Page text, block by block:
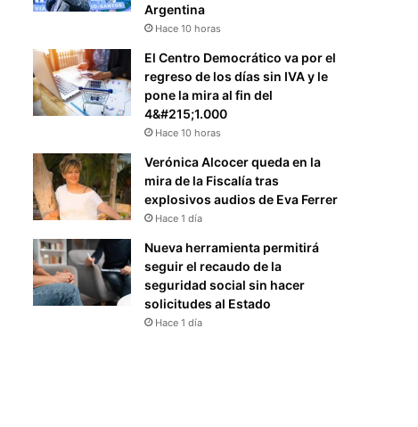
Argentina
Hace 10 horas
El Centro Democrático va por el
regreso de los días sin IVA y le
pone la mira al fin del
4&#215;1.000
Hace 10 horas
Verónica Alcocer queda en la
mira de la Fiscalía tras
explosivos audios de Eva Ferrer
Hace 1 día
Nueva herramienta permitirá
seguir el recaudo de la
seguridad social sin hacer
solicitudes al Estado
Hace 1 día